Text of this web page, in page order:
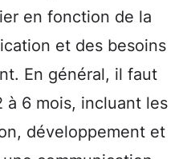
en fonction de la
et des besoins
En général, il faut
6 mois, incluant les
développement et